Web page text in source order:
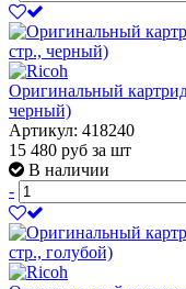
Оригинальный
черный)
Артикул: 418240
15 480 руб за шт
В наличии
-